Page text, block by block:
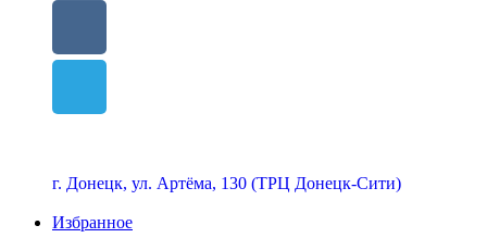
г. Донецк, ул. Артёма, 130 (ТРЦ Донецк-Сити)
Избранное